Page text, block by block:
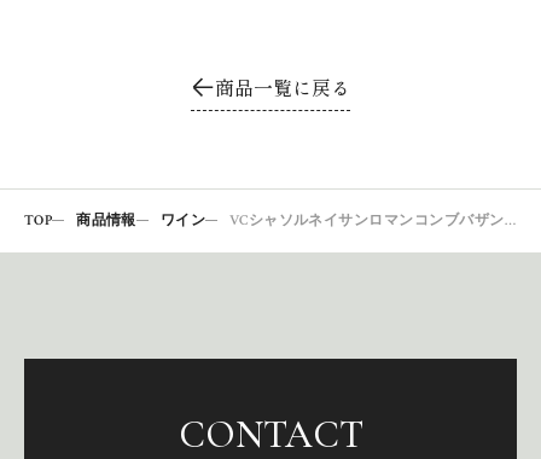
商品一覧に戻る
TOP 商品情報 ワイン VCシャソルネイサンロマンコンブバザン14
CONTACT